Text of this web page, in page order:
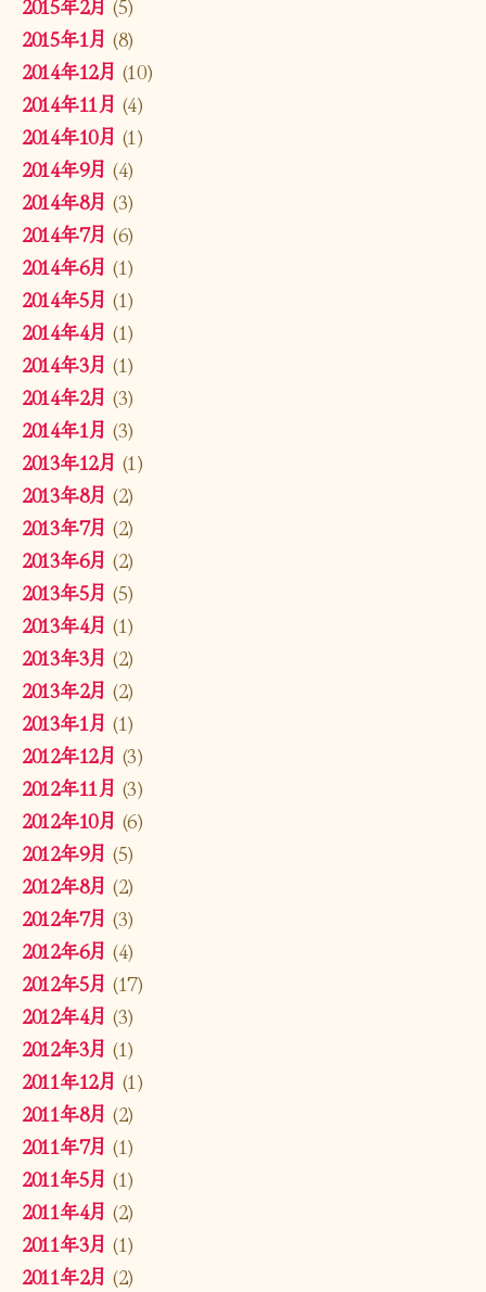
2015年1月 (8)
2014年12月 (10)
2014年11月 (4)
2014年10月 (1)
2014年9月 (4)
2014年8月 (3)
2014年7月 (6)
2014年6月 (1)
2014年5月 (1)
2014年4月 (1)
2014年3月 (1)
2014年2月 (3)
2014年1月 (3)
2013年12月 (1)
2013年8月 (2)
2013年7月 (2)
2013年6月 (2)
2013年5月 (5)
2013年4月 (1)
2013年3月 (2)
2013年2月 (2)
2013年1月 (1)
2012年12月 (3)
2012年11月 (3)
2012年10月 (6)
2012年9月 (5)
2012年8月 (2)
2012年7月 (3)
2012年6月 (4)
2012年5月 (17)
2012年4月 (3)
2012年3月 (1)
2011年12月 (1)
2011年8月 (2)
2011年7月 (1)
2011年5月 (1)
2011年4月 (2)
2011年3月 (1)
2011年2月 (2)